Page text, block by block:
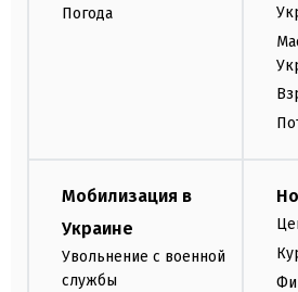
Погода
Мобилизация в
Украине
Увольнение с военной
службы